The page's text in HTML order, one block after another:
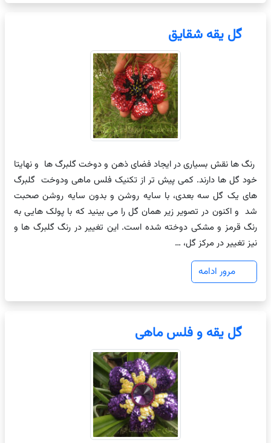
گل یقه شقایق
رنگ ها نقش بسیاری در ایجاد فضای ذهن و دوخت گلبرگ ها و نهایتا
خود گل ها دارند. کمی پیش تر از تکنیک فلس ماهی ودوخت گلبرگ
های یک گل سه بعدی، با سایه روشن و بدون سایه روشن صحبت
شد و اکنون در تصویر زیر همان گل را می بینید که با پولک هایی به
رنگ قرمز و مشکی دوخته شده است. این تغییر در رنگ گلبرگ ها و
نیز تغییر در مرکز گل، …
مرور ادامه
گل یقه و فلس ماهی